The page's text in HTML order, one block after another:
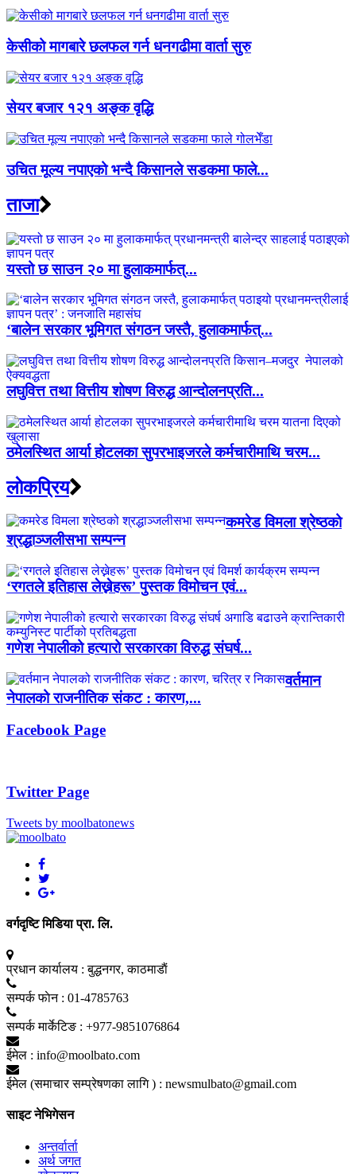
केसीको मागबारे छलफल गर्न धनगढीमा वार्ता सुरु
सेयर बजार १२१ अङ्क वृद्धि
उचित मूल्य नपाएको भन्दै किसानले सडकमा फाले...
ताजा
यस्तो छ साउन २० मा हुलाकमार्फत्...
‘बालेन सरकार भूमिगत संगठन जस्तै, हुलाकमार्फत्...
लघुवित्त तथा वित्तीय शोषण विरुद्ध आन्दोलनप्रति...
ठमेलस्थित आर्या होटलका सुपरभाइजरले कर्मचारीमाथि चरम...
लाेकप्रिय
कमरेड विमला श्रेष्ठको
श्रद्धाञ्जलीसभा सम्पन्न
‘रगतले इतिहास लेख्नेहरू’ पुस्तक विमोचन एवं...
गणेश नेपालीको हत्यारो सरकारका विरुद्ध संघर्ष...
वर्तमान
नेपालको राजनीतिक संकट : कारण,...
Facebook Page
Twitter Page
Tweets by moolbatonews
वर्गदृष्टि मिडिया प्रा. लि.
प्रधान कार्यालय : बुद्धनगर, काठमाडाैं
सम्पर्क फाेन : 01-4785763
सम्पर्क मार्केटिङ : +977-9851076864
ईमेल : info@moolbato.com
ईमेल (समाचार सम्प्रेषणका लागि ) : newsmulbato@gmail.com
साइट नेभिगेसन
अन्तर्वार्ता
अर्थ जगत